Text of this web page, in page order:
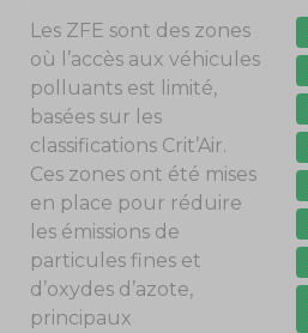
Les ZFE sont des zones
où l’accès aux véhicules
polluants est limité,
basées sur les
classifications Crit’Air.
Ces zones ont été mises
en place pour réduire
les émissions de
particules fines et
d’oxydes d’azote,
principaux